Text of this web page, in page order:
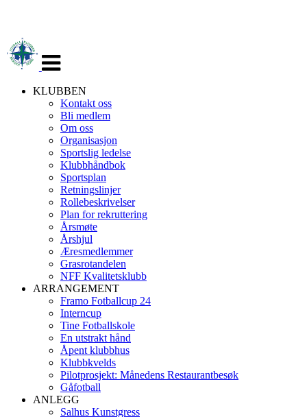
navigasjon
KLUBBEN
Kontakt oss
Bli medlem
Om oss
Organisasjon
Sportslig ledelse
Klubbhåndbok
Sportsplan
Retningslinjer
Rollebeskrivelser
Plan for rekruttering
Årsmøte
Årshjul
Æresmedlemmer
Grasrotandelen
NFF Kvalitetsklubb
ARRANGEMENT
Framo Fotballcup 24
Interncup
Tine Fotballskole
En utstrakt hånd
Åpent klubbhus
Klubbkvelds
Pilotprosjekt: Månedens Restaurantbesøk
Gåfotball
ANLEGG
Salhus Kunstgress